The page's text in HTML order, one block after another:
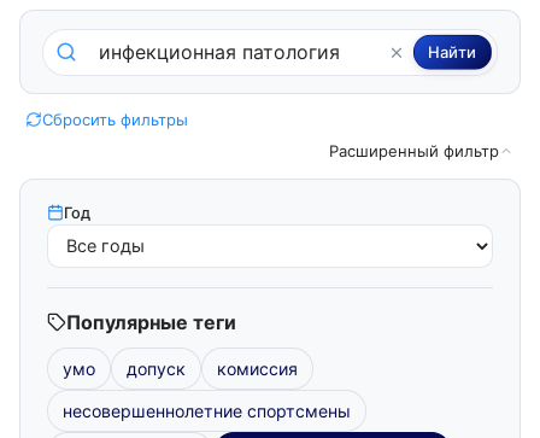
Поиск по методическим пособиям Найти
Сбросить фильтры
Расширенный фильтр
Год
Популярные теги
умо допуск комиссия
несовершеннолетние спортсмены